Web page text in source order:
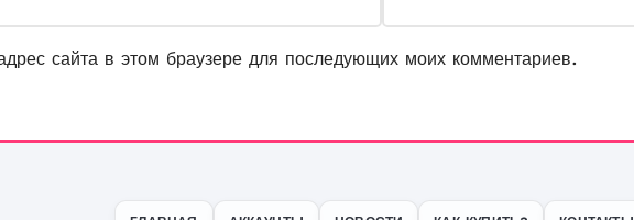
сайта в этом браузере для последующих моих комментариев.